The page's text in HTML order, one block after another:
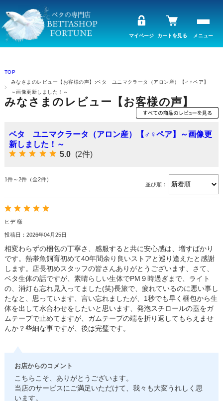
メニュー
カートを見る
マイページ
TOP
みなさまのレビュー【お客様の声】:ベタ ユニマクラータ（アロン産）【♂♀ペア】
～画像更新しました！～
みなさまのレビュー【お客様の声】
ベタ ユニマクラータ（アロン産）【♂♀ペア】～画像更
新しました！～
5.0
(2件)
1件～2件（全2件）
並び順：
ヒデ 様
投稿日：2026年04月25日
相変わらずの梱包の丁寧さ、感服すると共に安心感は、増すばかり
です。熱帯魚飼育初めて40年間余り良いストアと巡り逢えたと感謝
します。店長初めスタッフの皆さんありがとうございます、さて、
ベタ生体の話ですが、素晴らしい生体でPM９時過ぎまで、ライト
の、消灯も忘れ見入ってました(笑)長旅で、疲れているのに悪い事し
たなと、思っています、言い忘れましたが、1秒でも早く梱包から生
体を出して水合わせをしたいと思います、発泡スチロールの蓋をガ
ムテープで止めてますが、ガムテープの端を折り返してもらえませ
んか？些細な事ですが、後は完璧です。
お店からのコメント
こちらこそ、ありがとうございます。
当店のサービスにご満足いただけて、我々も大変うれしく思
います。